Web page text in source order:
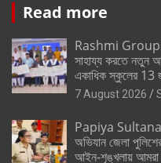
Read more
Rashmi Groups :
সাহায্য করতে নতুন
একাধিক স্কুলের 13
7 August 2026
Papiya Sultana :
অভিযান জেলা
আইন-শৃঙ্খলায় আমরা